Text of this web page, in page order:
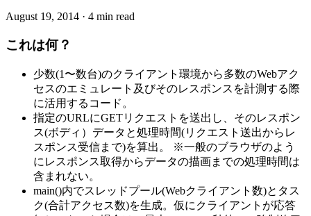
August 19, 2014 · 4 min read
これは何？
少数(1〜数台)のクライアント環境から多数のWebアク
セスのエミュレート及びそのレスポンスを計測する際
に活用するコード。
指定のURLにGETリクエストを送出し、そのレスポン
ス(ボディ）データと処理時間(リクエスト送出からレ
スポンス受信まで)を算出。 ※一般のブラウザのよう
にレスポンス取得からデータの描画までの処理時間は
含まれない。
main()内でスレッドプール(Webクライアント数)とタス
ク(合計アクセス数)を生成。仮にクライアントが応答